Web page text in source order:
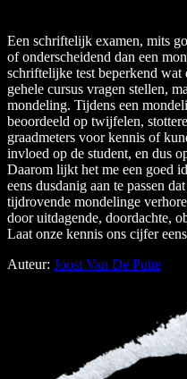
Een schriftelijk examen, mits
of onderscheidend dan een
schriftelijke test beperkend
gehele cursus vragen stellen,
mondeling. Tijdens een
beoordeeld op twijfelen,
graadmeters voor kennis of
invloed op de student, en dus
Daarom lijkt het me een goed
eens dusdanig aan te passen
tijdrovende mondelinge
door uitdagende, doordachte,
Laat onze kennis ons cijfer
Auteur: Joost Van De Putte